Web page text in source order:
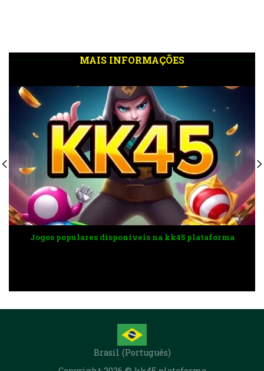
MAIS INFORMAÇÕES
Jogos populares disponíveis na kk45 plataforma
Brasil (Português)